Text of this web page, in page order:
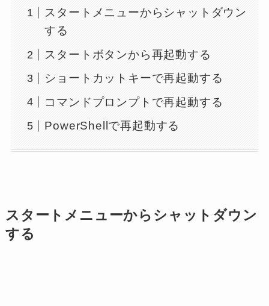
スタートメニューからシャットダウン
する
スタートボタンから再起動する
ショートカットキーで再起動する
コマンドプロンプトで再起動する
PowerShellで再起動する
スタートメニューからシャットダウン
する